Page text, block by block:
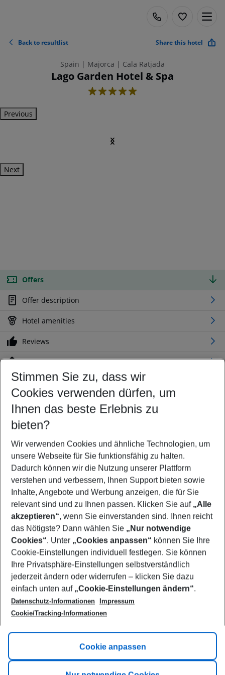
Back to resultlist Share this hotel
Spain | Majorca | Cala Ratjada
Lago Garden Hotel & Spa
5
Previous
Next
Offers
Offer description
Hotel amenities
Reviews
Location
Customize your offer
Find the perfect deal which suits your best
Your departure airport
Any airport
Select your date range
09/08/26–07/08/27 5-8 nights
Who will travel
2 adults No children
Show more filter
Footer
Footer navigation
Title A
Link A
Stimmen Sie zu, dass wir
Cookies verwenden dürfen, um
Ihnen das beste Erlebnis zu
bieten?
Wir verwenden Cookies und ähnliche Technologien, um
unsere Webseite für Sie funktionsfähig zu halten.
Dadurch können wir die Nutzung unserer Plattform
verstehen und verbessern, Ihnen Support bieten sowie
Inhalte, Angebote und Werbung anzeigen, die für Sie
relevant sind und zu Ihnen passen. Klicken Sie auf „Alle
akzeptieren“, wenn Sie einverstanden sind. Ihnen reicht
das Nötigste? Dann wählen Sie „Nur notwendige
Cookies“. Unter „Cookies anpassen“ können Sie Ihre
Cookie-Einstellungen individuell festlegen. Sie können
Ihre Privatsphäre-Einstellungen selbstverständlich
jederzeit ändern oder widerrufen – klicken Sie dazu
einfach unten auf „Cookie-Einstellungen ändern“.
Datenschutz-Informationen
Impressum
Cookie/Tracking-Informationen
Cookie anpassen